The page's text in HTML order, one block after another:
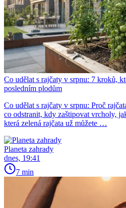
Co udělat s rajčaty v srpnu: 7 kroků,
posledním plodům
Co udělat s rajčaty v srpnu: Proč
co odstranit, kdy zaštipovat vrcholy,
která zelená rajčata už můžete …
Planeta zahrady
dnes, 19:41
7 min